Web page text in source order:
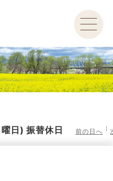
曜日) 振替休日 前の日へ